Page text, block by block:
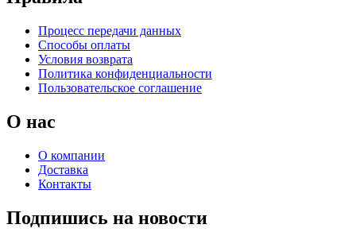
Процесс передачи данных
Способы оплаты
Условия возврата
Политика конфиденциальности
Пользовательское соглашение
О нас
О компании
Доставка
Контакты
Подпишись на новости